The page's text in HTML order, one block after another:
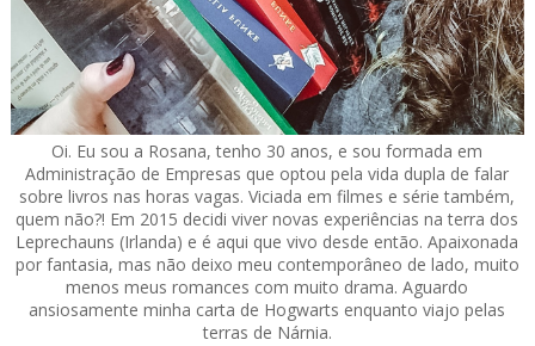
Oi. Eu sou a Rosana, tenho 30 anos, e sou formada em
Administração de Empresas que optou pela vida dupla de falar
sobre livros nas horas vagas. Viciada em filmes e série também,
quem não?! Em 2015 decidi viver novas experiências na terra dos
Leprechauns (Irlanda) e é aqui que vivo desde então. Apaixonada
por fantasia, mas não deixo meu contemporâneo de lado, muito
menos meus romances com muito drama. Aguardo
ansiosamente minha carta de Hogwarts enquanto viajo pelas
terras de Nárnia.